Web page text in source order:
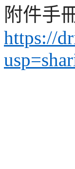
附件手
https://